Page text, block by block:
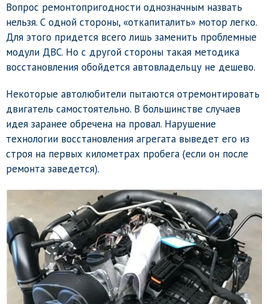
Вопрос ремонтопригодности однозначным назвать
нельзя. С одной стороны, «откапиталить» мотор легко.
Для этого придется всего лишь заменить проблемные
модули ДВС. Но с другой стороны такая методика
восстановления обойдется автовладельцу не дешево.
Некоторые автолюбители пытаются отремонтировать
двигатель самостоятельно. В большинстве случаев
идея заранее обречена на провал. Нарушение
технологии восстановления агрегата выведет его из
строя на первых километрах пробега (если он после
ремонта заведется).